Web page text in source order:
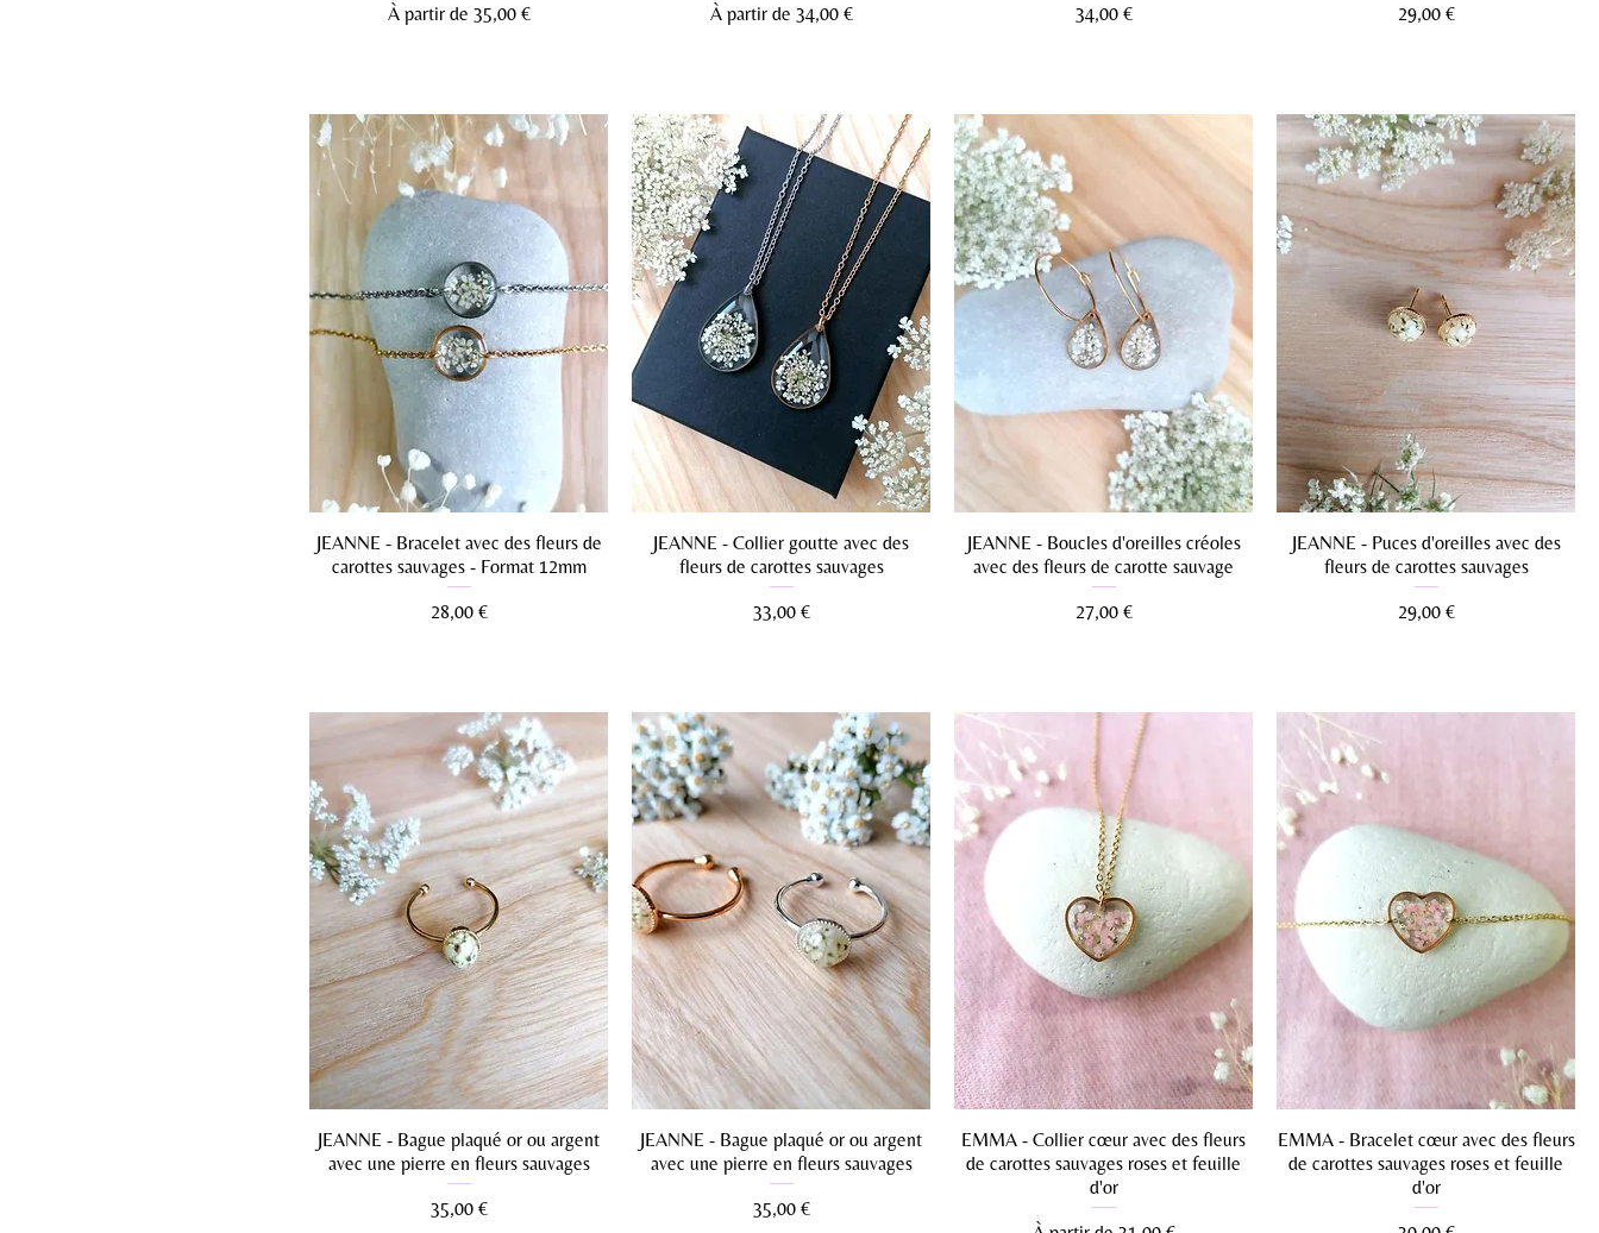
À partir de 35,00 €
Prix promotionnel
À partir de 34,00 €
Prix promotionnel
Prix
34,00 €
Prix
29,00 €
JEANNE - Bracelet avec des fleurs de
carottes sauvages - Format 12mm
Prix
28,00 €
JEANNE - Collier goutte avec des
fleurs de carottes sauvages
Prix
33,00 €
JEANNE - Boucles d'oreilles créoles
avec des fleurs de carotte sauvage
Prix
27,00 €
JEANNE - Puces d'oreilles avec des
fleurs de carottes sauvages
Prix
29,00 €
JEANNE - Bague plaqué or ou argent
avec une pierre en fleurs sauvages
Prix
35,00 €
JEANNE - Bague plaqué or ou argent
avec une pierre en fleurs sauvages
Prix
35,00 €
EMMA - Collier cœur avec des fleurs
de carottes sauvages roses et feuille
d'or
EMMA - Bracelet cœur avec des fleurs
de carottes sauvages roses et feuille
d'or